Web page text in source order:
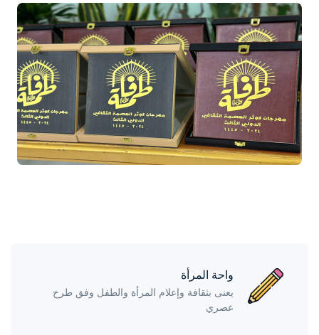
واحة المرأة
يعنى بثقافة وإعلام المرأة والطفل وفق طرح
عصري